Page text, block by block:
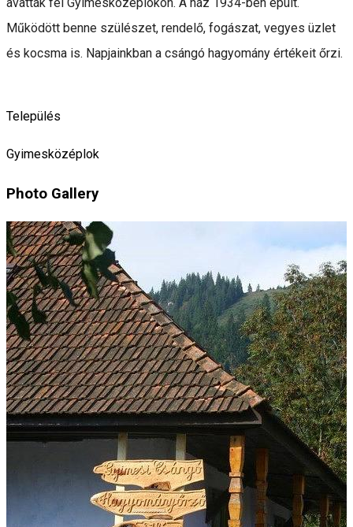
Működött benne szülészet, rendelő, fogászat, vegyes üzlet
és kocsma is. Napjainkban a csángó hagyomány értékeit őrzi.
Település
Gyimesközéplok
Photo Gallery